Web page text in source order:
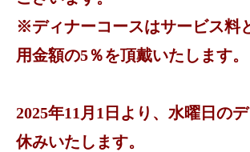
※ディナーコースはサービス料
用金額の5％を頂戴いたします。
2025年11月1日より、水曜日の
休みいたします。